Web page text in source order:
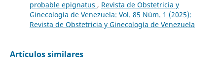
probable epignatus , Revista de Obstetricia y
Ginecología de Venezuela: Vol. 85 Núm. 1 (2025):
Revista de Obstetricia y Ginecología de Venezuela
Artículos similares